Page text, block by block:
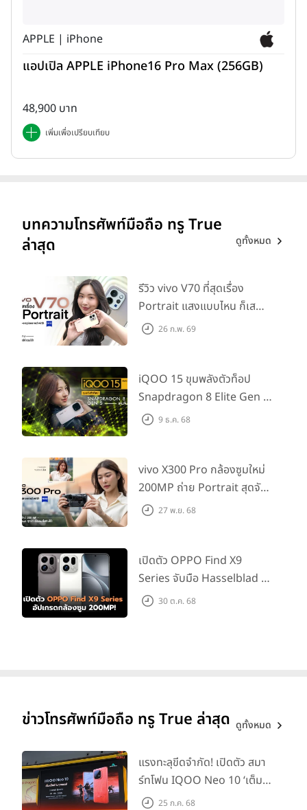
APPLE | iPhone
แอปเปิล APPLE iPhone16 Pro Max (256GB)
48,900 บาท
เพิ่มเพื่อเปรียบเทียบ
บทความโทรศัพท์มือถือ ทรู True
ล่าสุด
ดูทั้งหมด
รีวิว vivo V70 ที่สุดเรื่อง
Portrait แสงแบบไหน ก็เส
กช็อตให้สวยได้!
26 ก.พ. 69
iQOO 15 ขุมพลังตัวท็อป
Snapdragon 8 Elite Gen 5
เล่นลื่นทุกเกม!
9 ธ.ค. 68
vivo X300 Pro กล้องซูมใหม่
200MP ถ่าย Portrait สุดจัด
ต่อเลนส์เสริมได้!
27 พ.ย. 68
เปิดตัว OPPO Find X9
Series จับมือ Hasselblad อัป
เกรดกล้องซูม 200MP!
30 ต.ค. 68
ข่าวโทรศัพท์มือถือ ทรู True ล่าสุด ดูทั้งหมด
แรงทะลุขีดจำกัด! เปิดตัว สมา
ร์ทโฟน IQOO Neo 10 ‘เต็ม
แม็กซ์ในทุกแมตช์’ ในราคาเริ่ม
25 ก.ค. 68